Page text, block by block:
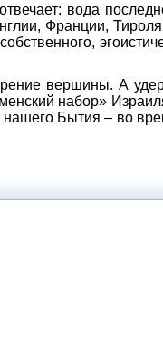
вода
Франции,
вершины. А
набор»
Бытия – во